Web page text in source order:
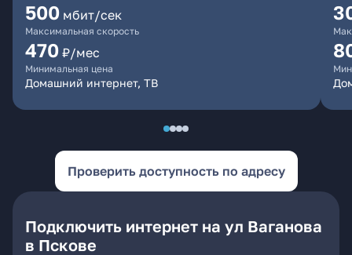
500 мбит/сек
Максимальная скорость
470 ₽/мес
Минимальная цена
Домашний интернет, ТВ
Проверить доступность по адресу
Подключить интернет на ул Ваганова
в Пскове